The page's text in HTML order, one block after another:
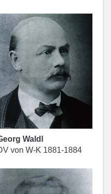
Waldl
vonW-K 1881-1884